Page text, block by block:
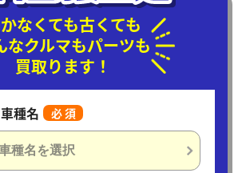
なくても古くても
なクルマもパーツも
買取ります！
種名 必 須